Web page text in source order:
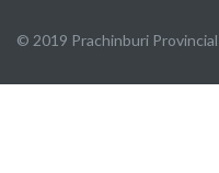
© 2019 Prachinburi